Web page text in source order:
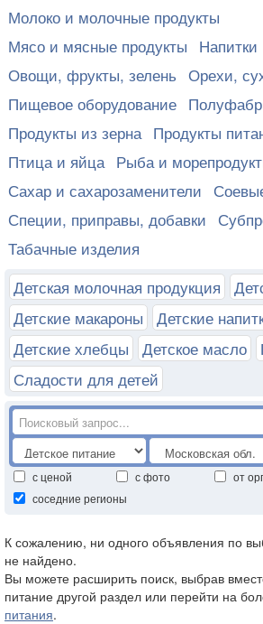
Молоко и молочные продукты
Мясо и мясные продукты Напитки
Овощи, фрукты, зелень Орехи,
Пищевое оборудование
Продукты из зерна Продукты
Птица и яйца Рыба и
Сахар и сахарозаменители
Специи, приправы, добавки
Табачные изделия
Детская молочная продукция
Детские макароны
Детские
Детские хлебцы
Детское масло
Сладости для детей
с ценой с фото
от
соседние регионы
К сожалению, ни одного объявления по
не найдено.
Вы можете расширить поиск, выбрав
питание другой раздел или перейти на
питания.